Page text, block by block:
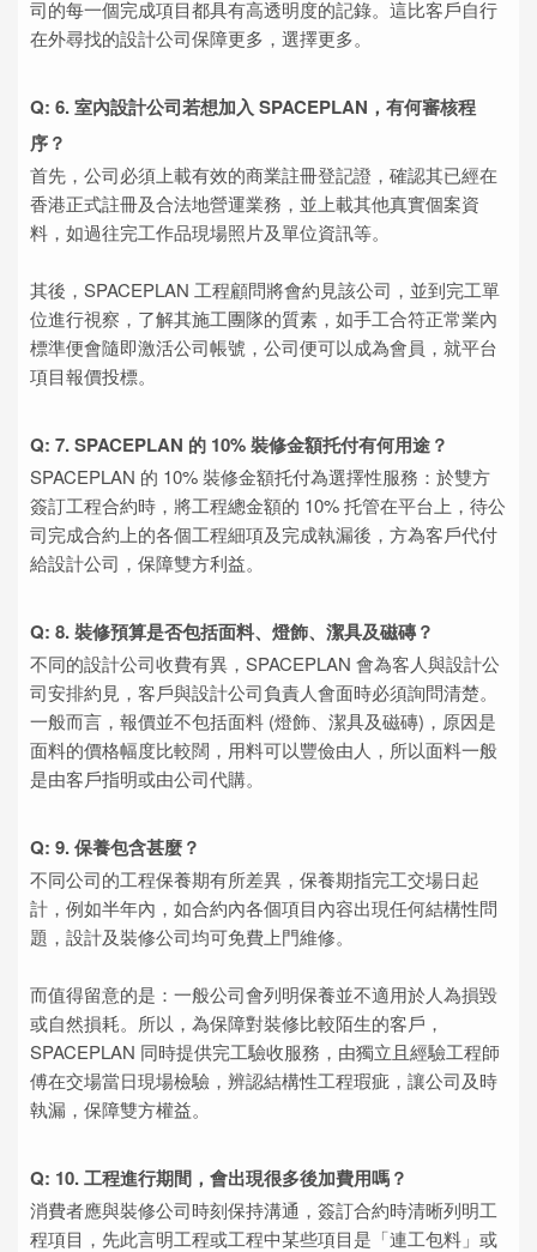
司的每一個完成項目都具有高透明度的記錄。這比客戶自行
在外尋找的設計公司保障更多，選擇更多。
Q: 6. 室內設計公司若想加入 SPACEPLAN，有何審核程
序？
首先，公司必須上載有效的商業註冊登記證，確認其已經在
香港正式註冊及合法地營運業務，並上載其他真實個案資
料，如過往完工作品現場照片及單位資訊等。
其後，SPACEPLAN 工程顧問將會約見該公司，並到完工單
位進行視察，了解其施工團隊的質素，如手工合符正常業內
標準便會隨即激活公司帳號，公司便可以成為會員，就平台
項目報價投標。
Q: 7. SPACEPLAN 的 10% 裝修金額托付有何用途？
SPACEPLAN 的 10% 裝修金額托付為選擇性服務：於雙方
簽訂工程合約時，將工程總金額的 10% 托管在平台上，待公
司完成合約上的各個工程細項及完成執漏後，方為客戶代付
給設計公司，保障雙方利益。
Q: 8. 裝修預算是否包括面料、燈飾、潔具及磁磚？
不同的設計公司收費有異，SPACEPLAN 會為客人與設計公
司安排約見，客戶與設計公司負責人會面時必須詢問清楚。
一般而言，報價並不包括面料 (燈飾、潔具及磁磚)，原因是
面料的價格幅度比較闊，用料可以豐儉由人，所以面料一般
是由客戶指明或由公司代購。
Q: 9. 保養包含甚麼？
不同公司的工程保養期有所差異，保養期指完工交場日起
計，例如半年內，如合約內各個項目內容出現任何結構性問
題，設計及裝修公司均可免費上門維修。
而值得留意的是：一般公司會列明保養並不適用於人為損毀
或自然損耗。所以，為保障對裝修比較陌生的客戶，
SPACEPLAN 同時提供完工驗收服務，由獨立且經驗工程師
傅在交場當日現場檢驗，辨認結構性工程瑕疵，讓公司及時
執漏，保障雙方權益。
Q: 10. 工程進行期間，會出現很多後加費用嗎？
消費者應與裝修公司時刻保持溝通，簽訂合約時清晰列明工
程項目，先此言明工程或工程中某些項目是「連工包料」或